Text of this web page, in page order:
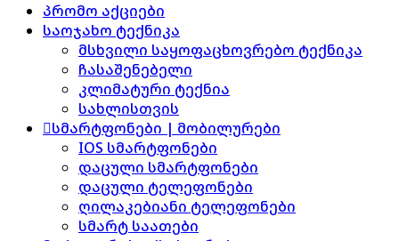
პრომო აქციები
საოჯახო ტექნიკა
მსხვილი საყოფაცხოვრებო ტექნიკა
ჩასაშენებელი
კლიმატური ტექნია
სახლისთვის
სმარტფონები | მობილურები
IOS სმარტფონები
დაცული სმარტფონები
დაცული ტელეფონები
ღილაკებიანი ტელეფონები
სმარტ საათები